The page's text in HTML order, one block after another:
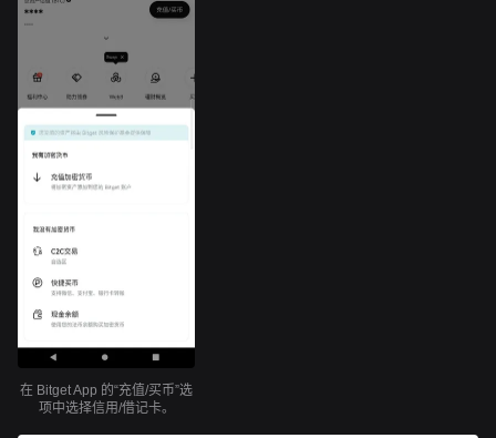
在 Bitget App 的“充值/买币”选
项中选择信用/借记卡。